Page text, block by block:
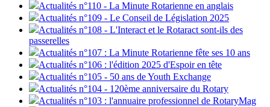
Actualités n°110 - La Minute Rotarienne en anglais
Actualités n°109 - Le Conseil de Législation 2025
Actualités n°108 - L'Interact et le Rotaract sont-ils des
passerelles
Actualités n°107 : La Minute Rotarienne fête ses 10 ans
Actualités n°106 : l'édition 2025 d'Espoir en tête
Actualités n°105 - 50 ans de Youth Exchange
Actualités n°104 - 120ème anniversaire du Rotary
Actualités n°103 : l'annuaire professionnel de RotaryMag